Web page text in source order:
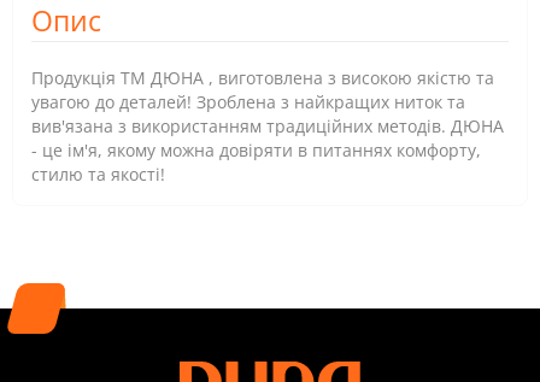
Опис
Продукція ТМ ДЮНА , виготовлена з високою якістю та
увагою до деталей! Зроблена з найкращих ниток та
вив'язана з використанням традиційних методів. ДЮНА
- це ім'я, якому можна довіряти в питаннях комфорту,
стилю та якості!